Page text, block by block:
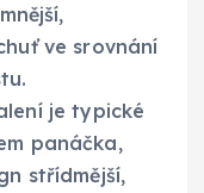
ve srovnání
je typické
panáčka,
střídmější,